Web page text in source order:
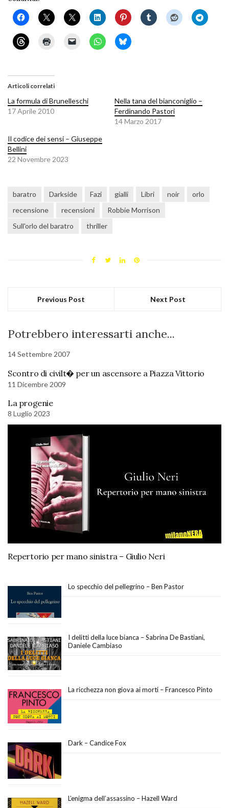
Articoli correlati
La formula di Brunelleschi
17 Aprile 2010
Nella tana del bianconiglio –
Ferdinando Pastori
14 Marzo 2017
Il codice dei sensi – Giuseppe
Bellini
22 Novembre 2023
baratro Darkside Fazi gialli Libri noir
orlo
recensione
recensioni
Robbie Morrison
Sull'orlo del baratro
thriller
Previous Post Next Post
Potrebbero interessarti anche...
14 Settembre 2007
Scontro di civilt� per un ascensore a Piazza Vittorio
11 Dicembre 2009
La progenie
8 Luglio 2023
Repertorio per mano sinistra – Giulio Neri
Lo specchio del pellegrino – Ben Pastor
I delitti della luce bianca – Sabrina De Bastiani,
Daniele Cambiaso
La ricchezza non giova ai morti – Francesco Pinto
Dark – Candice Fox
L’enigma dell’assassino – Hazell Ward